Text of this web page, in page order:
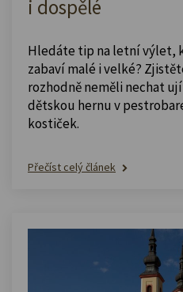
i dospělé
Hledáte tip na letní výlet,
zabaví malé i velké?
rozhodně neměli nechat
dětskou hernu v
kostiček.
Přečíst celý článek